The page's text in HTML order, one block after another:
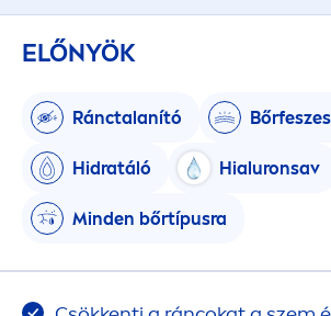
ELŐNYÖK
Ránctalanító
Hidratáló Hialuronsav
Minden bőrtípusra